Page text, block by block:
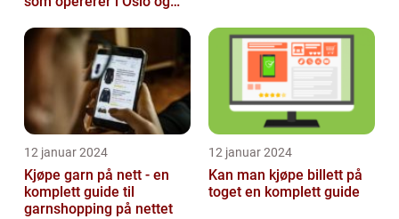
12 januar 2024
Kjøpe garn på nett - en
komplett guide til
garnshopping på nettet
12 januar 2024
Kan man kjøpe billett på
toget en komplett guide